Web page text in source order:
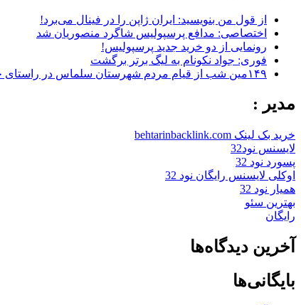
از قول من بنویسید: ایران ژاپن را در فینال می‌برد!
اختصاصی: مدافع پرسپولیس شاگرد منصوریان شد
رونمایی از دو خرید جدید پرسپولیس!
فوری: جواد نکونام به لیگ برتر برگشت
۱۴۹مین شب از قیام مردم شهرستان سلماس در راستای خونخواهی رهبر شهید + تصاویر
مدیر :
خرید بک لینک behtarinbacklink.com
لایسنس نود32
پسورد نود 32
اوکلی لایسنس رایگان نود 32
همیار نود 32
بهترین سئو
رایگان
آخرین دیدگاه‌ها
بایگانی‌ها